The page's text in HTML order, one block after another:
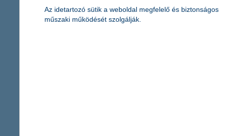
segítséget kap minden fiatal az egyik legkritikusabb
2025.05.27.
A K&H Bank és a SzakMÁzz Egyesület közösen elindította a
kezdeményezés ahhoz nyújt támogatást, hogy a fiatalok
Az idetartozó sütik a weboldal megfelelő és biztonságos
műszaki működését szolgálják.